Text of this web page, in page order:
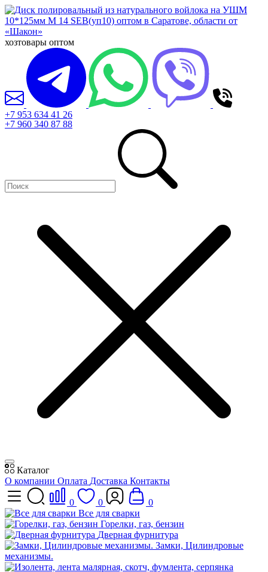
хозтовары оптом
+7 953 634 41 26
+7 960 340 87 88
Каталог
О компании Оплата Доставка Контакты
0 0
0
Все для сварки
Горелки, газ, бензин
Дверная фурнитура
Замки, Цилиндровые
механизмы.